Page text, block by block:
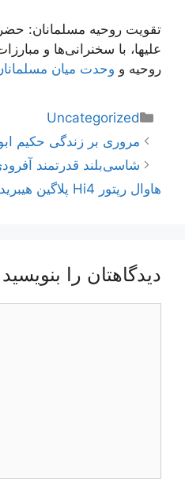
تقویت روحیه مسلمانان:
علیها، با سخنرانی‌ها و
روحیه و وحدت میان
دسته‌ها
Uncategorized
ناوبری
نوشته‌ها
مروری بر زندگی حکیم
شاسی‌بلند قدرتمند
هاوال رپتور Hi4 پلاگین هیبرید در چین + عکس
دیدگاهتان را بنویسید